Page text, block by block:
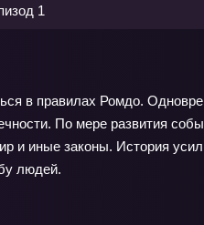
1
в правилах Ромдо.
По мере развития
и иные законы. История
людей.